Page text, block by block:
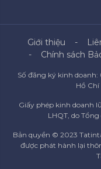
Giới thiệu
Chính sách
Số đăng ký kinh doanh:
Hồ Chí
Giấy phép kinh doanh
LHQT, do
Bản quyền © 2023
được phát hành lại